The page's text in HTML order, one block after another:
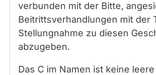
verbunden mit der Bitte,
Beitrittsverhandlungen mit der
Stellungnahme zu diesen
abzugeben.
Das C im Namen ist keine